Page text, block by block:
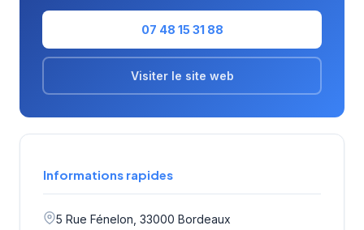
07 48 15 31 88
Visiter le site web
Informations rapides
5 Rue Fénelon, 33000 Bordeaux